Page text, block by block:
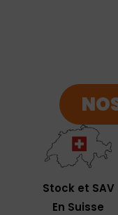
Stock et SAV
En Suisse